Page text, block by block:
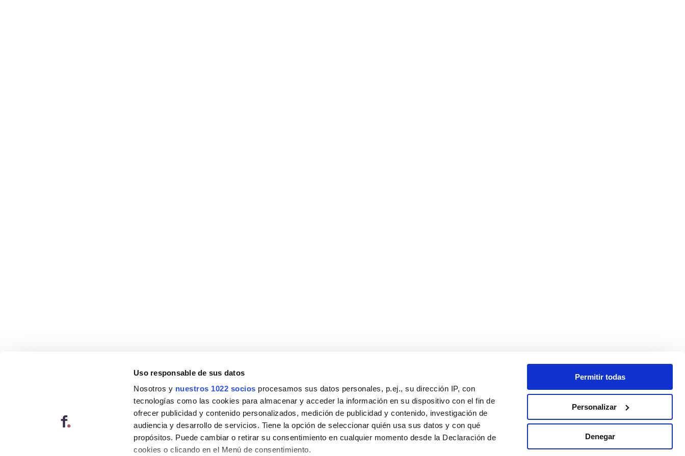
Uso responsable de sus datos
Nosotros y nuestros 1022 socios procesamos sus datos personales, p.ej., su dirección IP, con
tecnologías como las cookies para almacenar y acceder la información en su dispositivo con el fin de
ofrecer publicidad y contenido personalizados, medición de publicidad y contenido, investigación de
audiencia y desarrollo de servicios. Tiene la opción de seleccionar quién usa sus datos y con qué
propósitos. Puede cambiar o retirar su consentimiento en cualquier momento desde la Declaración de
cookies o clicando en el Menú de consentimiento.
Permitir todas
Personalizar
Denegar